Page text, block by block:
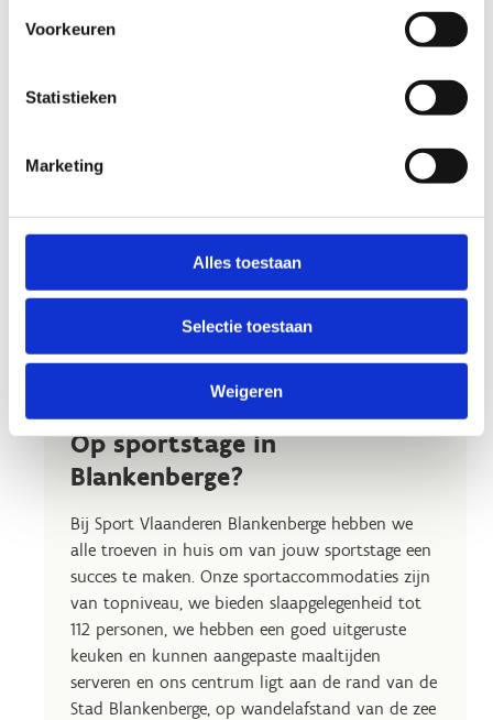
Voorkeuren
Statistieken
Marketing
Alles toestaan
Selectie toestaan
Weigeren
Op sportstage in
Blankenberge?
Bij Sport Vlaanderen Blankenberge hebben we
alle troeven in huis om van jouw sportstage een
succes te maken. Onze sportaccommodaties zijn
van topniveau, we bieden slaapgelegenheid tot
112 personen, we hebben een goed uitgeruste
keuken en kunnen aangepaste maaltijden
serveren en ons centrum ligt aan de rand van de
Stad Blankenberge, op wandelafstand van de zee